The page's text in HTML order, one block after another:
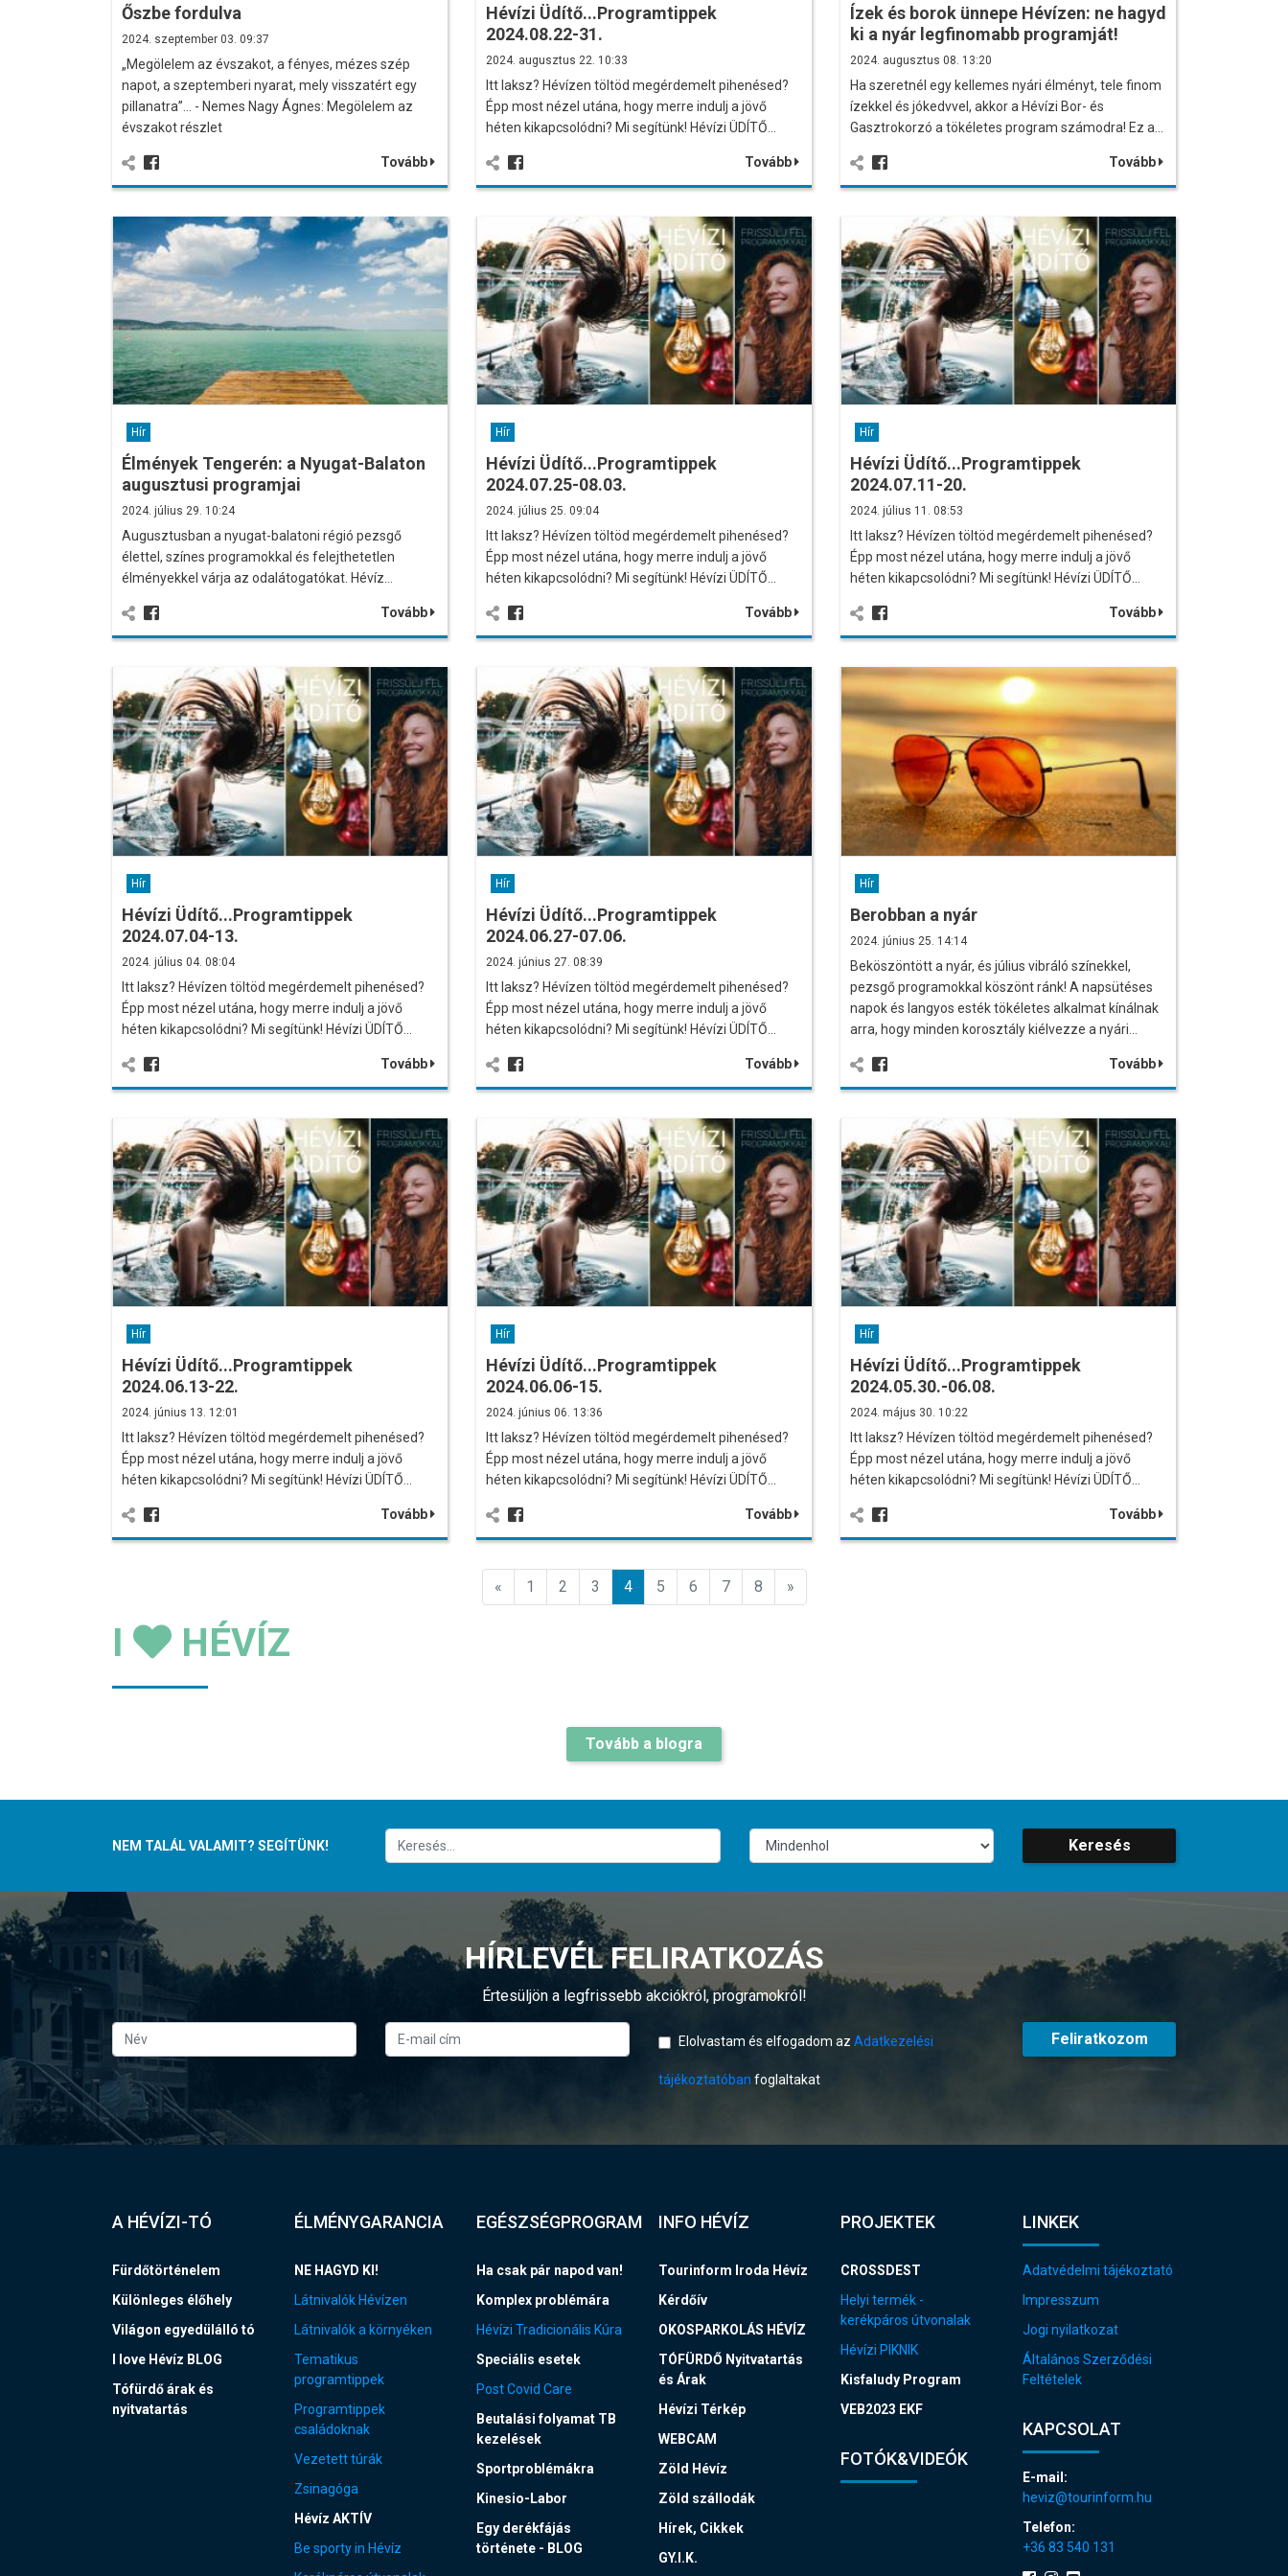
Őszbe fordulva
2024. szeptember 03. 09:37
„Megölelem az évszakot, a fényes, mézes szép
napot, a szeptemberi nyarat, mely visszatért egy
pillanatra”… - Nemes Nagy Ágnes: Megölelem az
évszakot részlet
Tovább
Hévízi Üdítő...Programtippek
2024.08.22-31.
2024. augusztus 22. 10:33
Itt laksz? Hévízen töltöd megérdemelt pihenésed?
Épp most nézel utána, hogy merre indulj a jövő
héten kikapcsolódni? Mi segítünk! Hévízi ÜDÍTŐ…
Tovább
Ízek és borok ünnepe Hévízen: ne hagyd
ki a nyár legfinomabb programját!
2024. augusztus 08. 13:20
Ha szeretnél egy kellemes nyári élményt, tele finom
ízekkel és jókedvvel, akkor a Hévízi Bor- és
Gasztrokorzó a tökéletes program számodra! Ez a…
Tovább
Hír
Élmények Tengerén: a Nyugat-Balaton
augusztusi programjai
2024. július 29. 10:24
Augusztusban a nyugat-balatoni régió pezsgő
élettel, színes programokkal és felejthetetlen
élményekkel várja az odalátogatókat. Hévíz…
Tovább
Hír
Hévízi Üdítő...Programtippek
2024.07.25-08.03.
2024. július 25. 09:04
Itt laksz? Hévízen töltöd megérdemelt pihenésed?
Épp most nézel utána, hogy merre indulj a jövő
héten kikapcsolódni? Mi segítünk! Hévízi ÜDÍTŐ…
Tovább
Hír
Hévízi Üdítő...Programtippek
2024.07.11-20.
2024. július 11. 08:53
Itt laksz? Hévízen töltöd megérdemelt pihenésed?
Épp most nézel utána, hogy merre indulj a jövő
héten kikapcsolódni? Mi segítünk! Hévízi ÜDÍTŐ…
Tovább
Hír
Hévízi Üdítő...Programtippek
2024.07.04-13.
2024. július 04. 08:04
Itt laksz? Hévízen töltöd megérdemelt pihenésed?
Épp most nézel utána, hogy merre indulj a jövő
héten kikapcsolódni? Mi segítünk! Hévízi ÜDÍTŐ…
Tovább
Hír
Hévízi Üdítő...Programtippek
2024.06.27-07.06.
2024. június 27. 08:39
Itt laksz? Hévízen töltöd megérdemelt pihenésed?
Épp most nézel utána, hogy merre indulj a jövő
héten kikapcsolódni? Mi segítünk! Hévízi ÜDÍTŐ…
Tovább
Hír
Berobban a nyár
2024. június 25. 14:14
Beköszöntött a nyár, és július vibráló színekkel,
pezsgő programokkal köszönt ránk! A napsütéses
napok és langyos esték tökéletes alkalmat kínálnak
arra, hogy minden korosztály kiélvezze a nyári…
Tovább
Hír
Hévízi Üdítő...Programtippek
2024.06.13-22.
2024. június 13. 12:01
Itt laksz? Hévízen töltöd megérdemelt pihenésed?
Épp most nézel utána, hogy merre indulj a jövő
héten kikapcsolódni? Mi segítünk! Hévízi ÜDÍTŐ…
Tovább
Hír
Hévízi Üdítő...Programtippek
2024.06.06-15.
2024. június 06. 13:36
Itt laksz? Hévízen töltöd megérdemelt pihenésed?
Épp most nézel utána, hogy merre indulj a jövő
héten kikapcsolódni? Mi segítünk! Hévízi ÜDÍTŐ…
Tovább
Hír
Hévízi Üdítő...Programtippek
2024.05.30.-06.08.
2024. május 30. 10:22
Itt laksz? Hévízen töltöd megérdemelt pihenésed?
Épp most nézel utána, hogy merre indulj a jövő
héten kikapcsolódni? Mi segítünk! Hévízi ÜDÍTŐ…
Tovább
«Előző
1 2 3 4 5 6 7 8 »Előző
I HÉVÍZ
Tovább a blogra
NEM TALÁL VALAMIT? SEGÍTÜNK! Keresés
HÍRLEVÉL FELIRATKOZÁS
Értesüljön a legfrissebb akciókról, programokról!
Elolvastam és elfogadom az Adatkezelési
tájékoztatóban foglaltakat
Feliratkozom
A HÉVÍZI-TÓ
Fürdőtörténelem
Különleges élőhely
Világon egyedülálló tó
I love Hévíz BLOG
Tófürdő árak és
nyitvatartás
ÉLMÉNYGARANCIA
NE HAGYD KI!
Látnivalók Hévízen
Látnivalók a környéken
Tematikus
programtippek
Programtippek
családoknak
Vezetett túrák
Zsinagóga
Hévíz AKTÍV
Be sporty in Hévíz
EGÉSZSÉGPROGRAM
Ha csak pár napod van!
Komplex problémára
Hévízi Tradicionális Kúra
Speciális esetek
Post Covid Care
Beutalási folyamat TB
kezelések
Sportproblémákra
Kinesio-Labor
Egy derékfájás
története - BLOG
INFO HÉVÍZ
Tourinform Iroda Hévíz
Kérdőív
OKOSPARKOLÁS HÉVÍZ
TÓFÜRDŐ Nyitvatartás
és Árak
Hévízi Térkép
WEBCAM
Zöld Hévíz
Zöld szállodák
Hírek, Cikkek
GY.I.K.
PROJEKTEK
CROSSDEST
Helyi termék -
kerékpáros útvonalak
Hévízi PIKNIK
Kisfaludy Program
VEB2023 EKF
FOTÓK&VIDEÓK
LINKEK
Adatvédelmi tájékoztató
Impresszum
Jogi nyilatkozat
Általános Szerződési
Feltételek
KAPCSOLAT
E-mail:
heviz@tourinform.hu
Telefon:
+36 83 540 131